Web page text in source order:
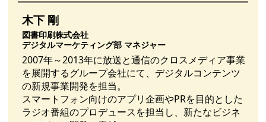
木下 剛
図書印刷株式会社
デジタルマーケティング部 マネジャー
2007年～2013年に放送と通信のクロスメディア事業
を展開するグループ会社にて、デジタルコンテンツ
の新規事業開発を担当。
スマートフォン向けのアプリ企画やPRを目的とした
ラジオ番組のプロデュースを担当し、新たなビジネ